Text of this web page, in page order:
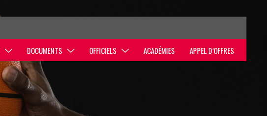
DOCUMENTS OFFICIELS ACADÉMIES APPEL D’OFFRES